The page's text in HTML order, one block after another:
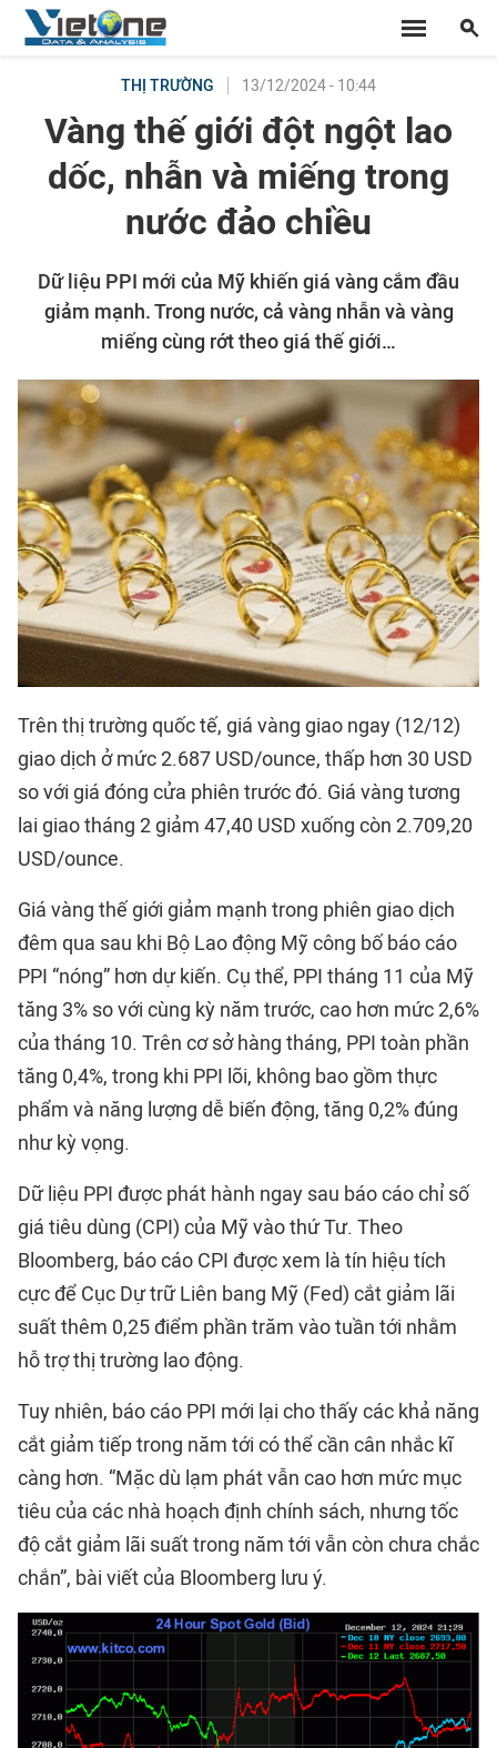
THỊ TRƯỜNG 13/12/2024 - 10:44
Vàng thế giới đột ngột lao
dốc, nhẫn và miếng trong
nước đảo chiều
Dữ liệu PPI mới của Mỹ khiến giá vàng cắm đầu
giảm mạnh. Trong nước, cả vàng nhẫn và vàng
miếng cùng rớt theo giá thế giới…
Trên thị trường quốc tế, giá vàng giao ngay (12/12)
giao dịch ở mức 2.687 USD/ounce, thấp hơn 30 USD
so với giá đóng cửa phiên trước đó. Giá vàng tương
lai giao tháng 2 giảm 47,40 USD xuống còn 2.709,20
USD/ounce.
Giá vàng thế giới giảm mạnh trong phiên giao dịch
đêm qua sau khi Bộ Lao động Mỹ công bố báo cáo
PPI “nóng” hơn dự kiến. Cụ thể, PPI tháng 11 của Mỹ
tăng 3% so với cùng kỳ năm trước, cao hơn mức 2,6%
của tháng 10. Trên cơ sở hàng tháng, PPI toàn phần
tăng 0,4%, trong khi PPI lõi, không bao gồm thực
phẩm và năng lượng dễ biến động, tăng 0,2% đúng
như kỳ vọng.
Dữ liệu PPI được phát hành ngay sau báo cáo chỉ số
giá tiêu dùng (CPI) của Mỹ vào thứ Tư. Theo
Bloomberg, báo cáo CPI được xem là tín hiệu tích
cực để Cục Dự trữ Liên bang Mỹ (Fed) cắt giảm lãi
suất thêm 0,25 điểm phần trăm vào tuần tới nhằm
hỗ trợ thị trường lao động.
Tuy nhiên, báo cáo PPI mới lại cho thấy các khả năng
cắt giảm tiếp trong năm tới có thể cần cân nhắc kĩ
càng hơn. “Mặc dù lạm phát vẫn cao hơn mức mục
tiêu của các nhà hoạch định chính sách, nhưng tốc
độ cắt giảm lãi suất trong năm tới vẫn còn chưa chắc
chắn”, bài viết của Bloomberg lưu ý.